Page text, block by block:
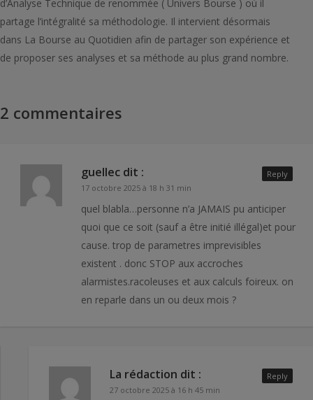
d’Analyse Technique de renommée ( Univers Bourse ) où il
partage l’intégralité sa méthodologie. Il intervient désormais
dans La Bourse au Quotidien afin de partager son expérience et
de proposer ses analyses et sa méthode au plus grand nombre.
2 commentaires
guellec dit :
17 octobre 2025 à 18 h 31 min
quel blabla…personne n’a JAMAIS pu anticiper
quoi que ce soit (sauf a être initié illégal)et pour
cause. trop de parametres imprevisibles
existent . donc STOP aux accroches
alarmistes.racoleuses et aux calculs foireux. on
en reparle dans un ou deux mois ?
Reply
La rédaction dit :
27 octobre 2025 à 16 h 45 min
Reply